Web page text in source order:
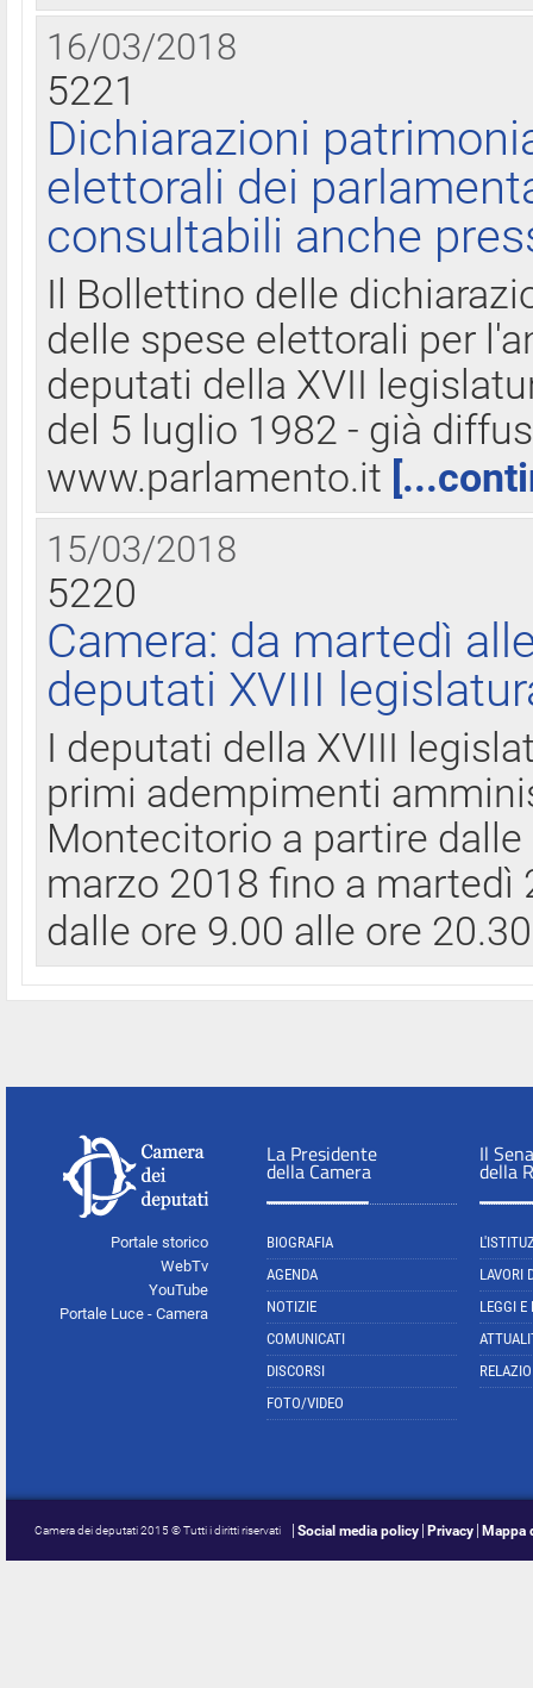
16/03/2018
5221
Dichiarazioni
elettorali dei
consultabili anche
Il Bollettino delle
delle spese elettorali per
deputati della XVII
del 5 luglio 1982 - già
www.parlamento.it
15/03/2018
5220
Camera: da martedì
deputati XVIII
I deputati della XVIII
primi adempimenti
Montecitorio a partire
marzo 2018 fino a
dalle ore 9.00 alle ore
Portale storico
WebTv
YouTube
Portale Luce - Camera
La Presidente
della Camera
BIOGRAFIA
AGENDA
NOTIZIE
COMUNICATI
DISCORSI
FOTO/VIDEO
Il
della
LAVORI
LEGGI E
Camera dei deputati 2015 © Tutti i diritti riservati Social media policy Privacy Mappa